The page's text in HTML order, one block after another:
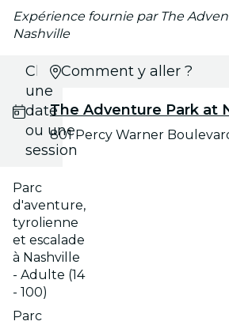
Expérience fournie par The
Nashville
Choisis
une
date
ou une
session
Parc
d'aventure,
tyrolienne
et escalade
à Nashville
- Adulte (14
- 100)
Parc
Comment y aller ?
The Adventure Park at
801 Percy Warner